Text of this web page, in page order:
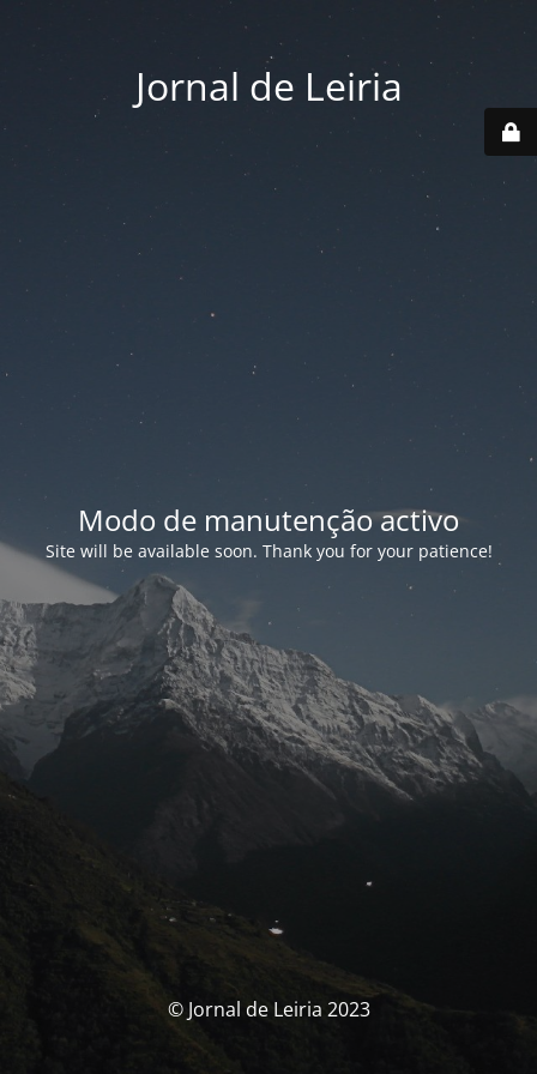
Jornal de Leiria
Modo de manutenção activo
Site will be available soon. Thank you for your patience!
© Jornal de Leiria 2023